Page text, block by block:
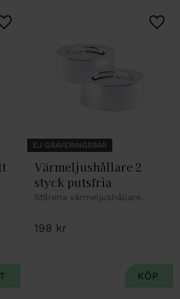
Lägg till i favoriter
EJ GRAVERINGSBAR
Värmeljushållare 2
styck putsfria
Stilrena värmeljushållare.
198 kr